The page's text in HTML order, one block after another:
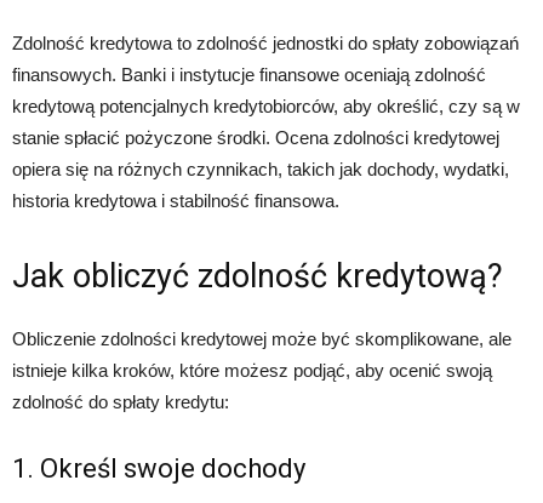
Zdolność kredytowa to zdolność jednostki do spłaty zobowiązań
finansowych. Banki i instytucje finansowe oceniają zdolność
kredytową potencjalnych kredytobiorców, aby określić, czy są w
stanie spłacić pożyczone środki. Ocena zdolności kredytowej
opiera się na różnych czynnikach, takich jak dochody, wydatki,
historia kredytowa i stabilność finansowa.
Jak obliczyć zdolność kredytową?
Obliczenie zdolności kredytowej może być skomplikowane, ale
istnieje kilka kroków, które możesz podjąć, aby ocenić swoją
zdolność do spłaty kredytu:
1. Określ swoje dochody